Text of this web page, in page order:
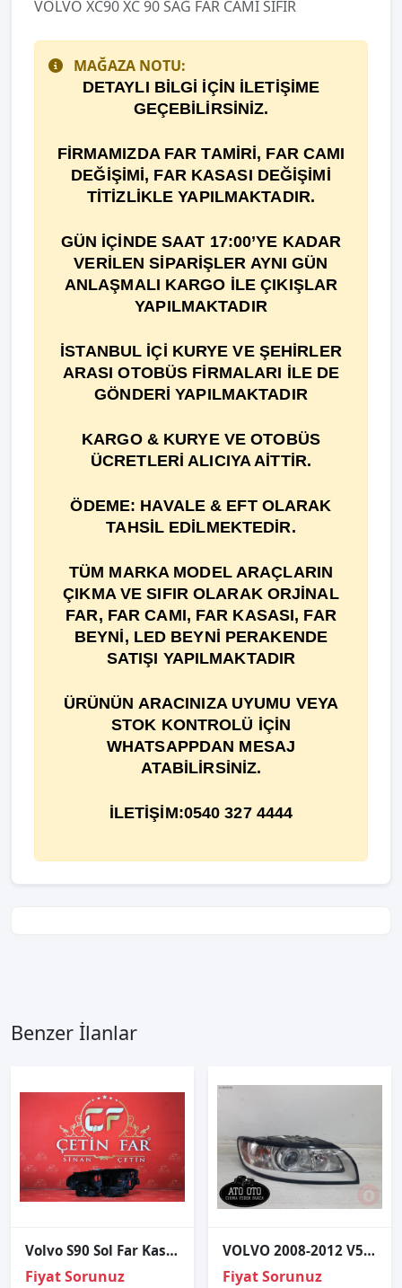
VOLVO XC90 XC 90 SAĞ FAR CAMI SIFIR
MAĞAZA NOTU:
DETAYLI BİLGİ İÇİN İLETİŞİME
GEÇEBİLİRSİNİZ.
FİRMAMIZDA FAR TAMİRİ, FAR CAMI
DEĞİŞİMİ, FAR KASASI DEĞİŞİMİ
TİTİZLİKLE YAPILMAKTADIR.
GÜN İÇİNDE SAAT 17:00’YE KADAR
VERİLEN SİPARİŞLER AYNI GÜN
ANLAŞMALI KARGO İLE ÇIKIŞLAR
YAPILMAKTADIR
İSTANBUL İÇİ KURYE VE ŞEHİRLER
ARASI OTOBÜS FİRMALARI İLE DE
GÖNDERİ YAPILMAKTADIR
KARGO & KURYE VE OTOBÜS
ÜCRETLERİ ALICIYA AİTTİR.
ÖDEME: HAVALE & EFT OLARAK
TAHSİL EDİLMEKTEDİR.
TÜM MARKA MODEL ARAÇLARIN
ÇIKMA VE SIFIR OLARAK ORJİNAL
FAR, FAR CAMI, FAR KASASI, FAR
BEYNİ, LED BEYNİ PERAKENDE
SATIŞI YAPILMAKTADIR
ÜRÜNÜN ARACINIZA UYUMU VEYA
STOK KONTROLÜ İÇİN
WHATSAPPDAN MESAJ
ATABİLİRSİNİZ.
İLETİŞİM:0540 327 4444
Benzer İlanlar
Volvo S90 Sol Far Kasasi
Fiyat Sorunuz
VOLVO 2008-2012 V50 S40 ORJINAL ÇIKMA FAR
Fiyat Sorunuz